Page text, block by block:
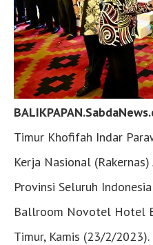
Timur Khofifah Indar
Kerja Nasional
Provinsi Seluruh
Ballroom Novotel Hotel
Timur, Kamis (23/2/2023).